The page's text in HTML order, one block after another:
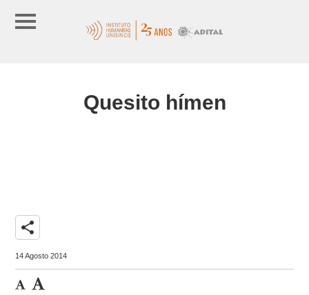
Quesito hímen
share
14 Agosto 2014